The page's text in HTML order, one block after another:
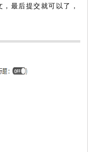
最后提交就可以了，